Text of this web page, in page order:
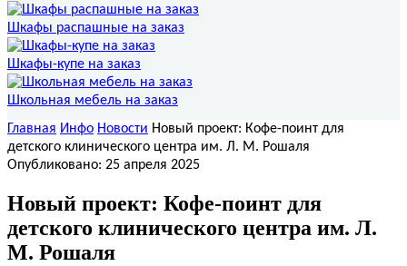
Шкафы распашные на заказ
Шкафы-купе на заказ
Школьная мебель на заказ
Главная Инфо Новости Новый проект: Кофе-поинт для
детского клинического центра им. Л. М. Рошаля
Опубликовано: 25 апреля 2025
Новый проект: Кофе-поинт для
детского клинического центра им. Л.
М. Рошаля